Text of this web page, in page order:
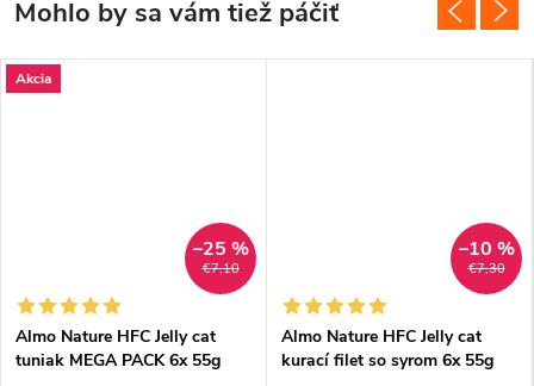
Akcia
€7,10
–25 %
Almo Nature HFC Jelly cat
tuniak MEGA PACK 6x 55g
€7,30
–10 %
Almo Nature HFC Jelly cat
kurací filet so syrom 6x 55g